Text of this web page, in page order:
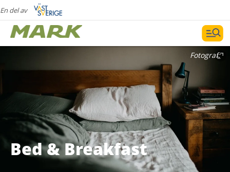
En del av
Bed & Breakfast
Fotograf: